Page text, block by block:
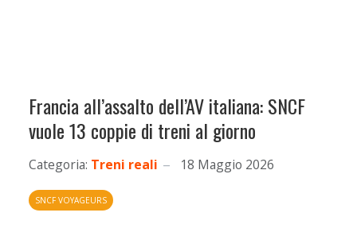
Francia all’assalto dell’AV italiana: SNCF
vuole 13 coppie di treni al giorno
Categoria: Treni reali 18 Maggio 2026
SNCF VOYAGEURS